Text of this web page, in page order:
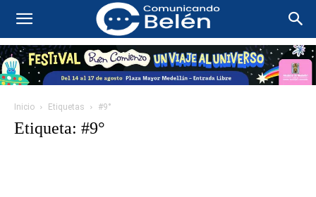
Inicio Etiquetas #9°
Etiqueta: #9°